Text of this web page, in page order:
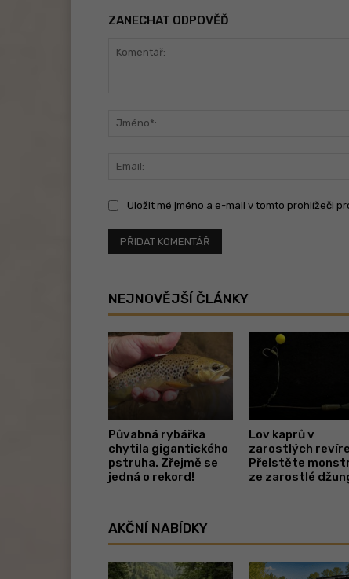
ZANECHAT ODPOVĚĎ
Uložit mé jméno a e-mail v tomto prohlížeči
NEJNOVĚJŠÍ ČLÁNKY
Půvabná rybářka
chytila gigantického
pstruha. Zřejmě se
jedná o rekord!
Lov kaprů v
zarostlých
Přelstěte
ze zarostlé
AKČNÍ NABÍDKY